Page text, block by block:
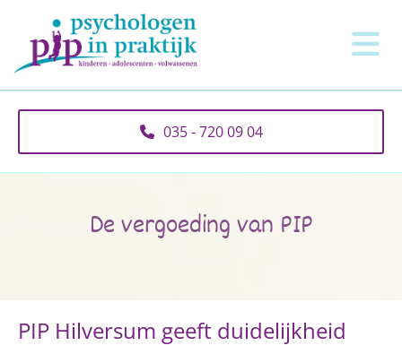
035 - 720 09 04
De vergoeding van PIP
PIP Hilversum geeft duidelijkheid